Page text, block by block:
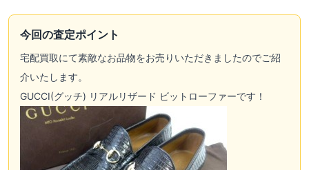
今回の査定ポイント
宅配買取にて素敵なお品物をお売りいただきましたのでご紹
介いたします。
GUCCI(グッチ) リアルリザード ビットローファーです！